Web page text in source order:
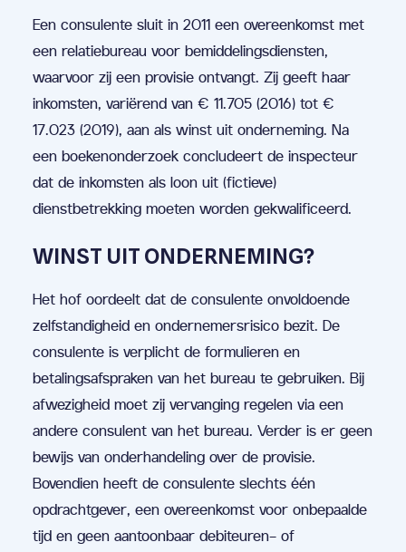
Een consulente sluit in 2011 een overeenkomst met
een relatiebureau voor bemiddelingsdiensten,
waarvoor zij een provisie ontvangt. Zij geeft haar
inkomsten, variërend van € 11.705 (2016) tot €
17.023 (2019), aan als winst uit onderneming. Na
een boekenonderzoek concludeert de inspecteur
dat de inkomsten als loon uit (fictieve)
dienstbetrekking moeten worden gekwalificeerd.
WINST UIT ONDERNEMING?
Het hof oordeelt dat de consulente onvoldoende
zelfstandigheid en ondernemersrisico bezit. De
consulente is verplicht de formulieren en
betalingsafspraken van het bureau te gebruiken. Bij
afwezigheid moet zij vervanging regelen via een
andere consulent van het bureau. Verder is er geen
bewijs van onderhandeling over de provisie.
Bovendien heeft de consulente slechts één
opdrachtgever, een overeenkomst voor onbepaalde
tijd en geen aantoonbaar debiteuren- of